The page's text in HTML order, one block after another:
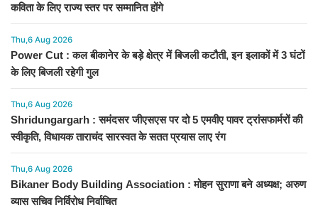
कविता के लिए राज्य स्तर पर सम्मानित होंगे
Thu,6 Aug 2026
Power Cut : कल बीकानेर के बड़े क्षेत्र में बिजली कटौती, इन इलाकों में 3 घंटों
के लिए बिजली रहेगी गुल
Thu,6 Aug 2026
Shridungargarh : समंदसर जीएसएस पर दो 5 एमवीए पावर ट्रांसफार्मरों की
स्वीकृति, विधायक ताराचंद सारस्वत के सतत प्रयास लाए रंग
Thu,6 Aug 2026
Bikaner Body Building Association : मोहन सुराणा बने अध्यक्ष; अरुण
व्यास सचिव निर्विरोध निर्वाचित